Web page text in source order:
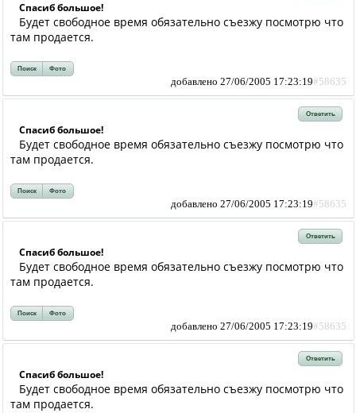
Спасиб большое!
Будет свободное время обязательно съезжу посмотрю что
там продается.
Поиск Фото
добавлено 27/06/2005 17:23:19#58635
Ответить
Спасиб большое!
Будет свободное время обязательно съезжу посмотрю что
там продается.
Поиск Фото
добавлено 27/06/2005 17:23:19#58635
Ответить
Спасиб большое!
Будет свободное время обязательно съезжу посмотрю что
там продается.
Поиск Фото
добавлено 27/06/2005 17:23:19#58635
Ответить
Спасиб большое!
Будет свободное время обязательно съезжу посмотрю что
там продается.